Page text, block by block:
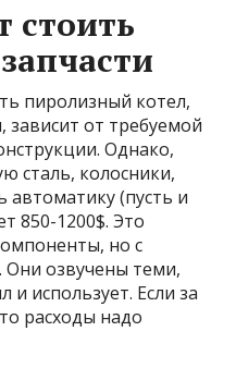
стоить
пиролизный котел,
от требуемой
Однако,
сталь, колосники,
автоматику (пусть и
850-1200$. Это
но с
Они озвучены теми,
и использует. Если за
расходы надо